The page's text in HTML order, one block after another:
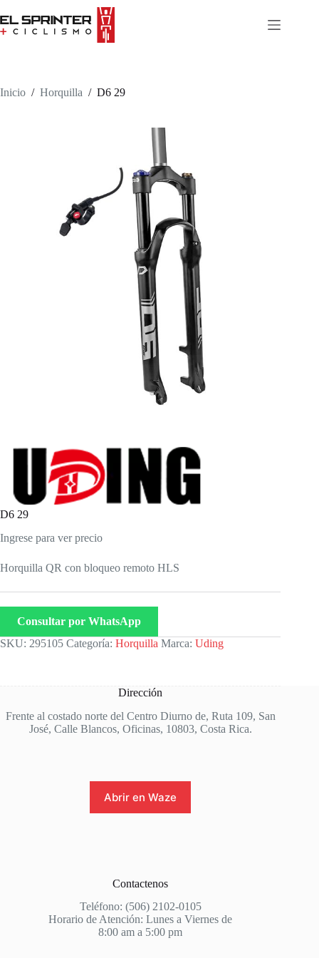
to
content
Inicio / Horquilla / D6 29
D6 29
Ingrese para ver precio
Horquilla QR con bloqueo remoto HLS
Consultar por WhatsApp
SKU: 295105 Categoría: Horquilla Marca: Uding
Dirección
Frente al costado norte del Centro Diurno de, Ruta 109, San
José, Calle Blancos, Oficinas, 10803, Costa Rica.
Abrir en Waze
Contactenos
Teléfono: (506) 2102-0105
Horario de Atención: Lunes a Viernes de
8:00 am a 5:00 pm